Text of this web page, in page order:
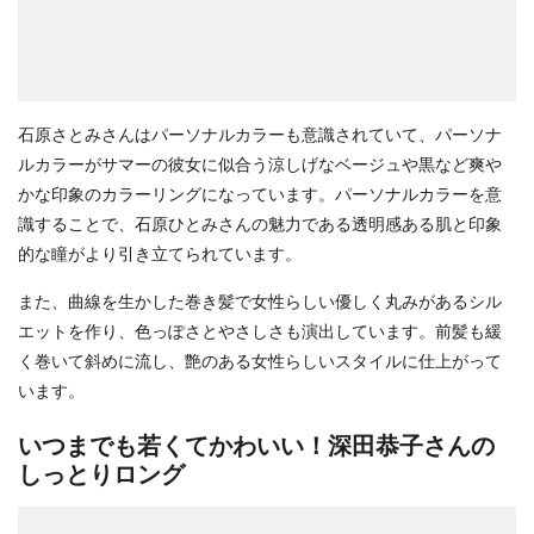
石原さとみさんはパーソナルカラーも意識されていて、パーソナ
ルカラーがサマーの彼女に似合う涼しげなベージュや黒など爽や
かな印象のカラーリングになっています。パーソナルカラーを意
識することで、石原ひとみさんの魅力である透明感ある肌と印象
的な瞳がより引き立てられています。
また、曲線を生かした巻き髪で女性らしい優しく丸みがあるシル
エットを作り、色っぽさとやさしさも演出しています。前髪も緩
く巻いて斜めに流し、艶のある女性らしいスタイルに仕上がって
います。
いつまでも若くてかわいい！深田恭子さんの
しっとりロング